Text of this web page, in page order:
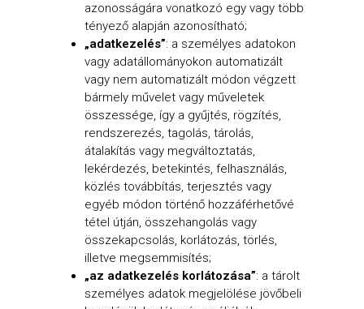
azonosságára vonatkozó egy vagy több
tényező alapján azonosítható;
„adatkezelés”: a személyes adatokon
vagy adatállományokon automatizált
vagy nem automatizált módon végzett
bármely művelet vagy műveletek
összessége, így a gyűjtés, rögzítés,
rendszerezés, tagolás, tárolás,
átalakítás vagy megváltoztatás,
lekérdezés, betekintés, felhasználás,
közlés továbbítás, terjesztés vagy
egyéb módon történő hozzáférhetővé
tétel útján, összehangolás vagy
összekapcsolás, korlátozás, törlés,
illetve megsemmisítés;
„az adatkezelés korlátozása”: a tárolt
személyes adatok megjelölése jövőbeli